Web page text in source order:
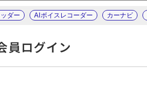
ダー AIボイスレコーダー カーナビ
員ログイン